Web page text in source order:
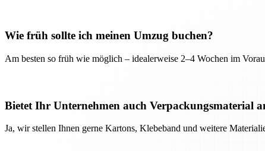
Wie früh sollte ich meinen Umzug buchen?
Am besten so früh wie möglich – idealerweise 2–4 Wochen im
Bietet Ihr Unternehmen auch Verpackungsmaterial
Ja, wir stellen Ihnen gerne Kartons, Klebeband und weitere